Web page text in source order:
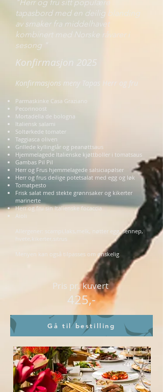
"Herr og fru sitt populære
tapasbord med en deilig blanding
av smaker fra middelhavet
kombinert med Norske råvarer i
sesong "
Konfirmasjon 2025
Konfirmasjons meny Tapas Herr og fru
Parmaskinke Casa Graziano
Pecorinoost
Mortadella de bologna
Italiensk salami
Soltørkede tomater
Taggiasca oliven
Grillede kyllinglår og peanøttsaus
Hjemmelagede Italienske kjøttboller i tomatsaus
Gambas Pil Pil
Herr og Frus hjemmelagede salsiciapølser
Herr og frus deilige potetsalat med egg og løk
Tomatpesto
Frisk salat med stekte grønnsaker og kikerter
marinerte
Herr og fru sin Italienske focaccia
Aioli
Allergener: scampi,laks,melk, nøtter egg, sennep,
hvete,kikerter,sitrus
Menyen kan også tilpasses om ønskelig
Pris pr. kuvert
425,-
Gå til bestilling